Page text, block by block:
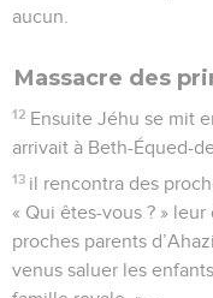
aucun.
Massacre des
12 Ensuite Jéhu se mit
arrivait à Beth-Équed-
13 il rencontra des
« Qui êtes-vous ? »
proches parents
venus saluer les